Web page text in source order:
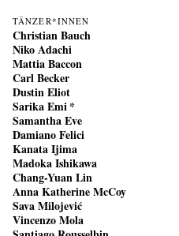
TÄNZER*INNEN
Christian Bauch
Niko Adachi
Mattia Baccon
Carl Becker
Dustin Eliot
Sarika Emi *
Samantha Eve
Damiano Felici
Kanata Ijima
Madoka Ishikawa
Chang-Yuan Lin
Anna Katherine McCoy
Sava Milojević
Vincenzo Mola